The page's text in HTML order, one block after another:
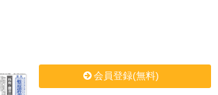
会員登録(無料)